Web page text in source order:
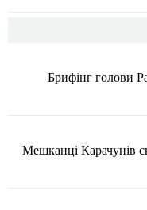
Брифінг голови
Мешканці Карачунів